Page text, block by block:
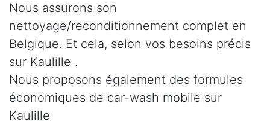
Nous assurons son
nettoyage/reconditionnement complet en
Belgique. Et cela, selon vos besoins précis
sur Kaulille .
Nous proposons également des formules
économiques de car-wash mobile sur
Kaulille